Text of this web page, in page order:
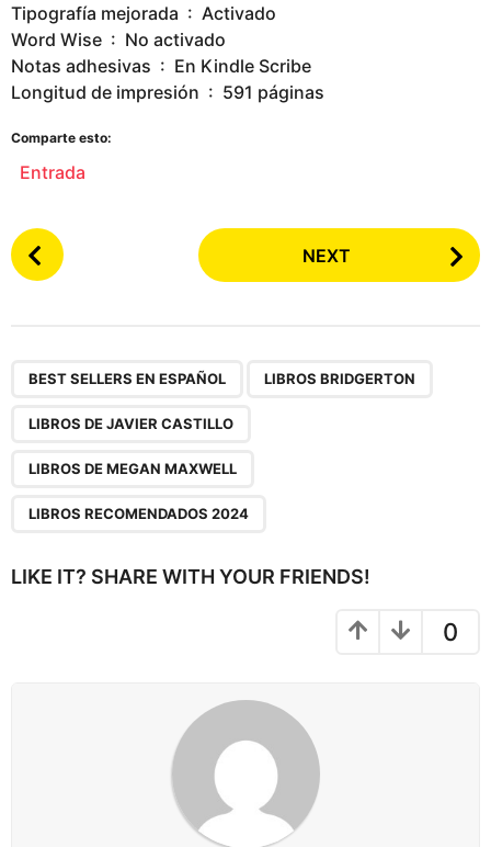
Tipografía mejorada ‏ : ‎ Activado
Word Wise ‏ : ‎ No activado
Notas adhesivas ‏ : ‎ En Kindle Scribe
Longitud de impresión ‏ : ‎ 591 páginas
Comparte esto:
Entrada
P
o
o
NEXT
BEST SELLERS EN ESPAÑOL LIBROS BRIDGERTON
LIBROS DE JAVIER CASTILLO
LIBROS DE MEGAN MAXWELL
LIBROS RECOMENDADOS 2024
LIKE IT? SHARE WITH YOUR FRIENDS!
0